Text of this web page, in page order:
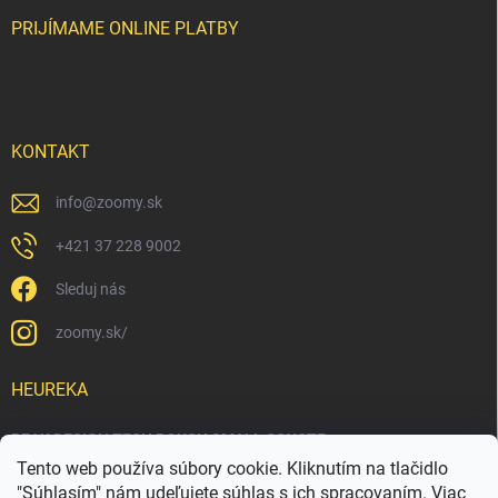
Tento web používa súbory cookie. Kliknutím na tlačidlo
"Súhlasím" nám udeľujete súhlas s ich spracovaním. Viac
PRIJÍMAME ONLINE PLATBY
KONTAKT
info@zoomy.sk
+421 37 228 9002
Sleduj nás
zoomy.sk/
HEUREKA
PEAK DESIGN TECH POUCH SMALL COYOTE